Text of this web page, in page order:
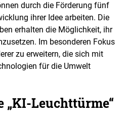
durch die Förderung fünf
ihrer Idee arbeiten. Die
erhalten die Möglichkeit, ihr
Im besonderen Fokus
zu erweitern, die sich mit
für die Umwelt
Leuchttürme“